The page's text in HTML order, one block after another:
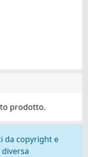
prodotto.
da copyright e